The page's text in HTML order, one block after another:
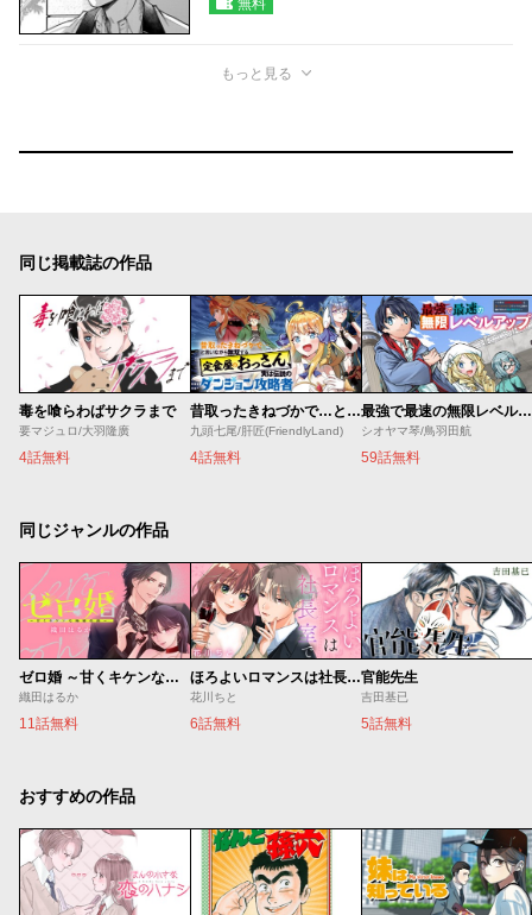
もっと見る
同じ掲載誌の作品
毒を喰らわばサクラまで
要マジュロ/大羽隆廣
4話無料
昔取ったきねづかで…と言いながら無双する定食屋のおっさん、実は伝説のダンジョン攻略者
九頭七尾/肝匠(FriendlyLand)
4話無料
最強で最速の無限レベルアップ ～スキル【経験値１０００倍】と【レベルフリー】でレベル上限の枷が外れた俺は無双する～
シオヤマ琴/鳥羽田航
59話無料
同じジャンルの作品
ゼロ婚 ～甘くキケンな極秘任務～
織田はるか
11話無料
ほろよいロマンスは社長室で
花川ちと
6話無料
官能先生
吉田基已
5話無料
おすすめの作品